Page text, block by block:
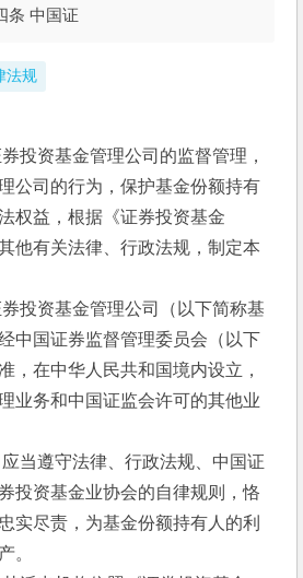
条 中国证
法规
投资基金管理公司的监督管理，
公司的行为，保护基金份额持有
权益，根据《证券投资基金
他有关法律、行政法规，制定本
投资基金管理公司（以下简称基
中国证券监督管理委员会（以下
，在中华人民共和国境内设立，
业务和中国证监会许可的其他业
当遵守法律、行政法规、中国证
投资基金业协会的自律规则，恪
实尽责，为基金份额持有人的利
。